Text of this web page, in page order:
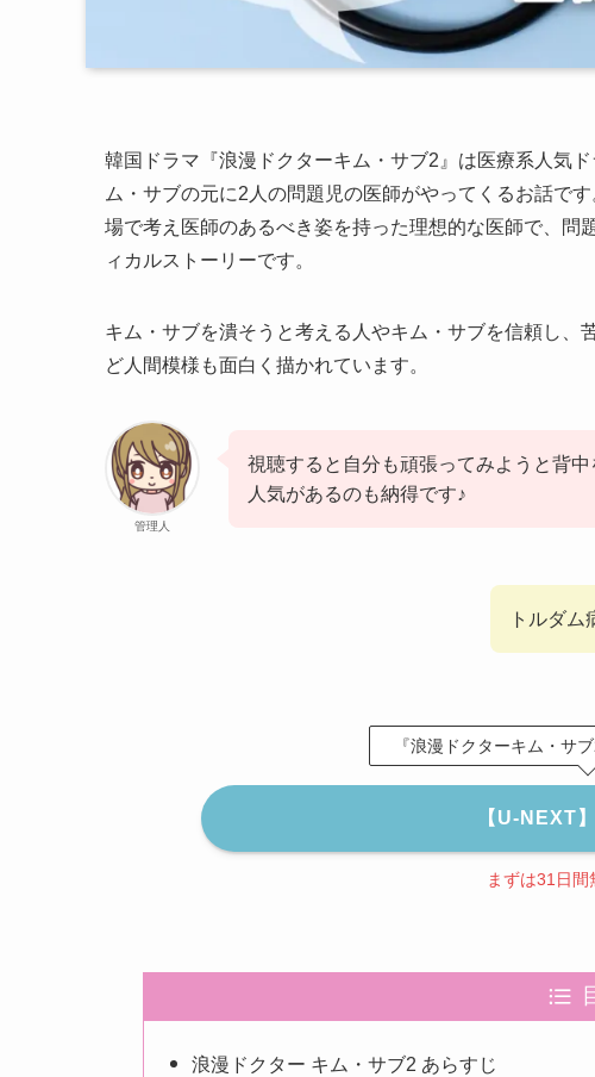
韓国ドラマ『浪漫ドクターキム・サブ2』は医療系人気
ム・サブの元に2人の問題児の医師がやってくるお話で
場で考え医師のあるべき姿を持った理想的な医師で、
ィカルストーリーです。
キム・サブを潰そうと考える人やキム・サブを信頼し
ど人間模様も面白く描かれています。
管理人
視聴すると自分も頑張ってみようと背
人気があるのも納得です♪
トルダム
『浪漫ドクターキム・サ
【U-NEXT
まずは31日間
浪漫ドクター キム・サブ2 あらすじ